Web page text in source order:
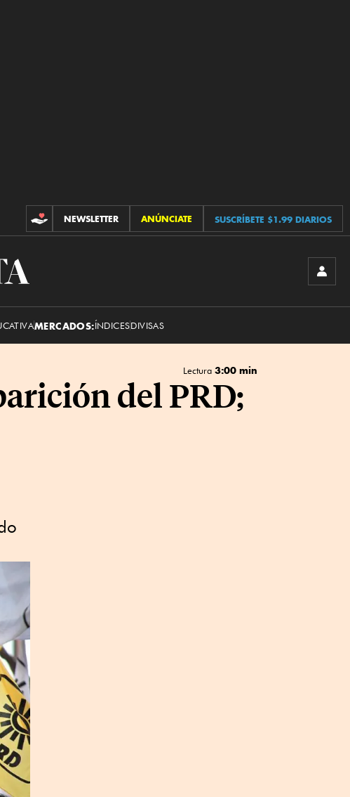
CONTRIBUCIONES
NEWSLETTER ANÚNCIATE SUSCRÍBETE $1.99 DIARIOS
MERCADOS:ÍNDICESDIVISAS
Lectura 3:00 min
del PRD;